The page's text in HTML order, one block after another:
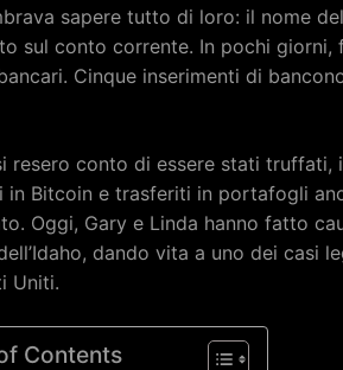
sapere tutto di loro: il nome
sul conto corrente. In pochi
Cinque inserimenti di
resero conto di essere stati
in Bitcoin e trasferiti in portafogli
Oggi, Gary e Linda hanno fatto
dando vita a uno dei casi
Uniti.
Contents